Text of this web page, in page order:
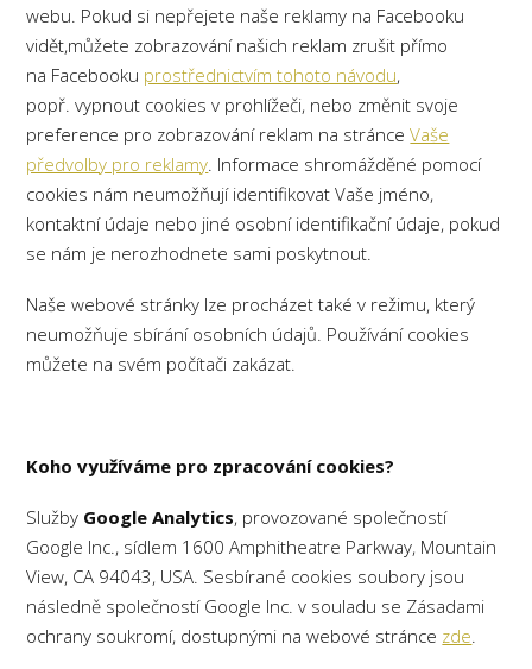
webu. Pokud si nepřejete naše reklamy na Facebooku
vidět,můžete zobrazování našich reklam zrušit přímo
na Facebooku prostřednictvím tohoto návodu,
popř. vypnout cookies v prohlížeči, nebo změnit svoje
preference pro zobrazování reklam na stránceVaše
předvolby pro reklamy. Informace shromážděné pomocí
cookies nám neumožňují identifikovat Vaše jméno,
kontaktní údaje nebo jiné osobní identifikační údaje, pokud
se nám je nerozhodnete sami poskytnout.
Naše webové stránky lze procházet také v režimu, který
neumožňuje sbírání osobních údajů. Používání cookies
můžete na svém počítači zakázat.
Koho využíváme pro zpracování cookies?
Služby Google Analytics, provozované společností
Google Inc., sídlem 1600 Amphitheatre Parkway, Mountain
View, CA 94043, USA. Sesbírané cookies soubory jsou
následně společností Google Inc. v souladu se Zásadami
ochrany soukromí, dostupnými na webové stránce zde.